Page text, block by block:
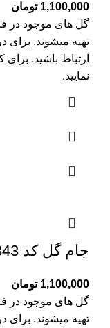
1,100,000 تومان
گل های موجود در
تهیه میشوند. برای
ارتباط باشید.
نمایید.
جام گل کد 343
1,100,000 تومان
گل های موجود در
تهیه میشوند. برای